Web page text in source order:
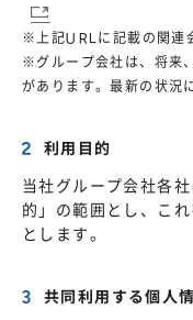
※上記URLに記載の関連
※グループ会社は、将来
があります。最新の状況
利用目的
当社グループ会社各
的」の範囲とし、こ
とします。
共同利用する個人